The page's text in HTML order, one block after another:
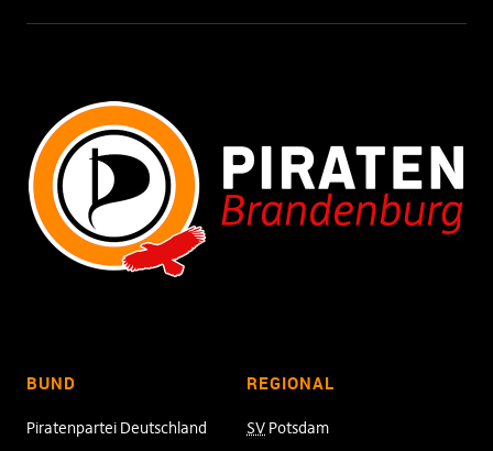
BUND
Piratenpartei Deutschland
REGIONAL
SV Potsdam